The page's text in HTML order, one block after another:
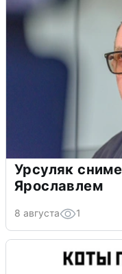
Урсуляк
Ярославлем
8 августа 1